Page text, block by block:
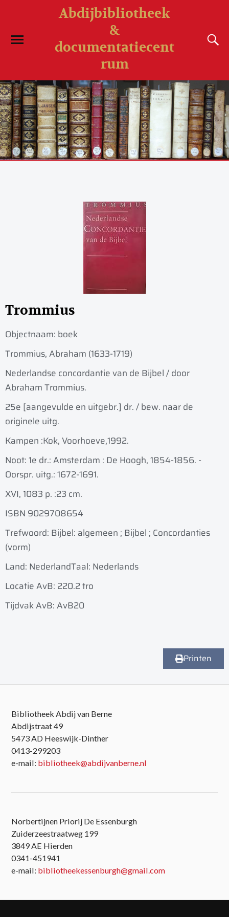
Abdijbibliotheek
&
documentatiecent
rum
Trommius
Objectnaam: boek
Trommius, Abraham (1633-1719)
Nederlandse concordantie van de Bijbel / door
Abraham Trommius.
25e [aangevulde en uitgebr.] dr. / bew. naar de
originele uitg.
Kampen :Kok, Voorhoeve,1992.
Noot: 1e dr.: Amsterdam : De Hoogh, 1854-1856. -
Oorspr. uitg.: 1672-1691.
XVI, 1083 p. :23 cm.
ISBN 9029708654
Trefwoord: Bijbel: algemeen ; Bijbel ; Concordanties
(vorm)
Land: NederlandTaal: Nederlands
Locatie AvB: 220.2 tro
Tijdvak AvB: AvB20
Printen
Bibliotheek Abdij van Berne
Abdijstraat 49
5473 AD Heeswijk-Dinther
0413-299203
e-mail: bibliotheek@abdijvanberne.nl
Norbertijnen Priorij De Essenburgh
Zuiderzeestraatweg 199
3849 AE Hierden
0341-451941
e-mail: bibliotheekessenburgh@gmail.com